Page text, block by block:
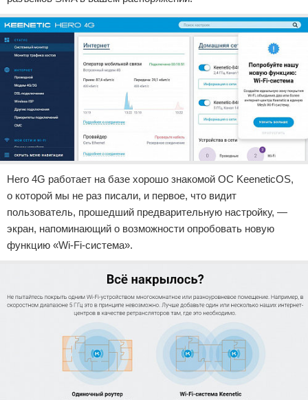
Hero 4G работает на базе хорошо знакомой ОС KeeneticOS,
о которой мы не раз писали, и первое, что видит
пользователь, прошедший предварительную настройку, —
экран, напоминающий о возможности опробовать новую
функцию «Wi-Fi-система».